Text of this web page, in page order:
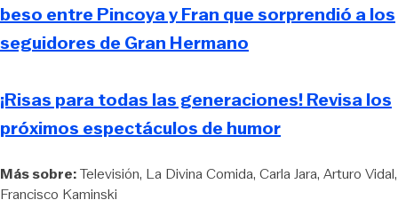
beso entre Pincoya y Fran que sorprendió a los
seguidores de Gran Hermano
¡Risas para todas las generaciones! Revisa los
próximos espectáculos de humor
Más sobre:Televisión La Divina Comida Carla Jara Arturo Vidal
Francisco Kaminski